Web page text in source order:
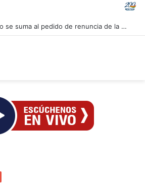
Canciller argentino se suma al pedido de renuncia de la vicepresidenta Villarruel